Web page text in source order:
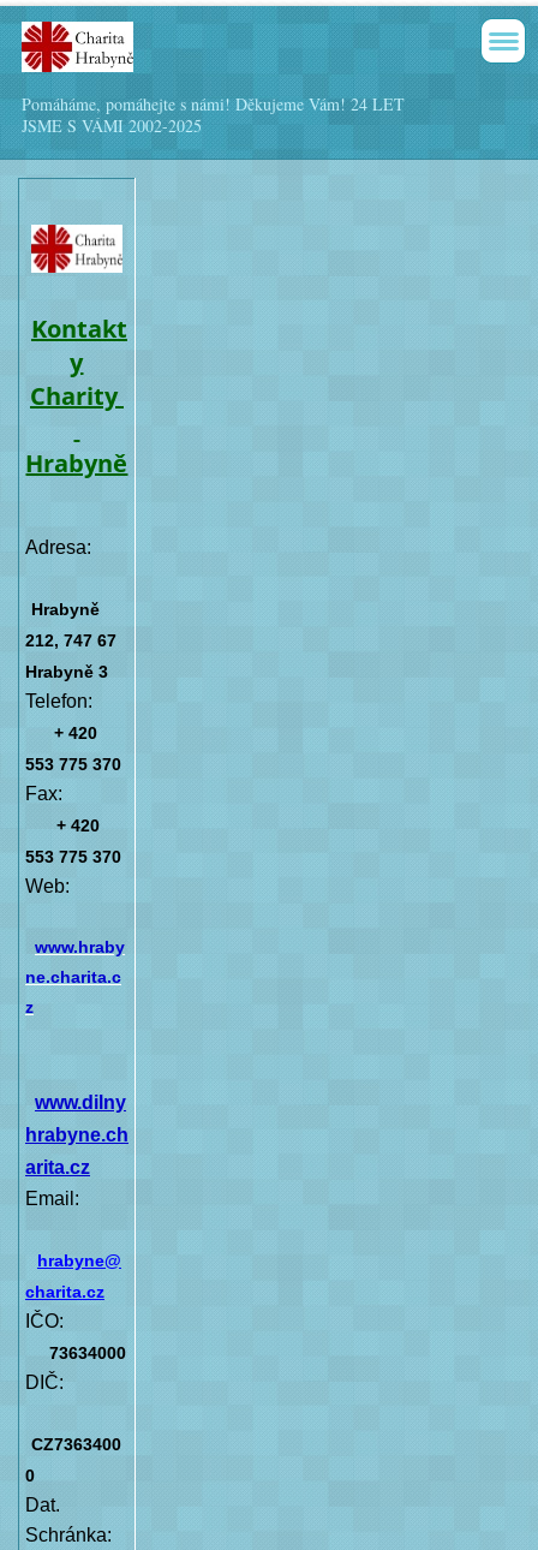
Pomáháme, pomáhejte s námi! Děkujeme Vám! 24 LET
JSME S VÁMI 2002-2025
Kontakt
y
Charity
Hrabyně
Adresa:
Hrabyně
212, 747 67
Hrabyně 3
Telefon:
+ 420
553 775 370
Fax:
+ 420
553 775 370
Web:
www.hraby
ne.charita.c
z
www.dilny
hrabyne.ch
arita.cz
Email:
hrabyne@
charita.cz
IČO:
73634000
DIČ:
CZ7363400
0
Dat.
Schránka: